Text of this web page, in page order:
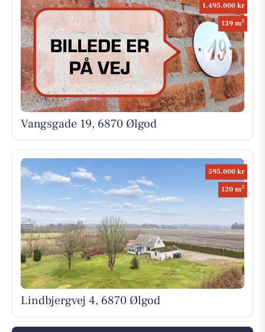
1.495.000 kr
139 m2
Vangsgade 19, 6870 Ølgod
595.000 kr
120 m2
Lindbjergvej 4, 6870 Ølgod